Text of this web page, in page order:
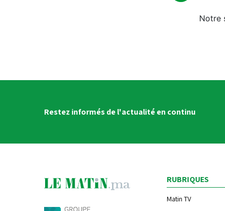
Notre
Restez informés de l'actualité en continu
RUBRIQUES
Matin TV